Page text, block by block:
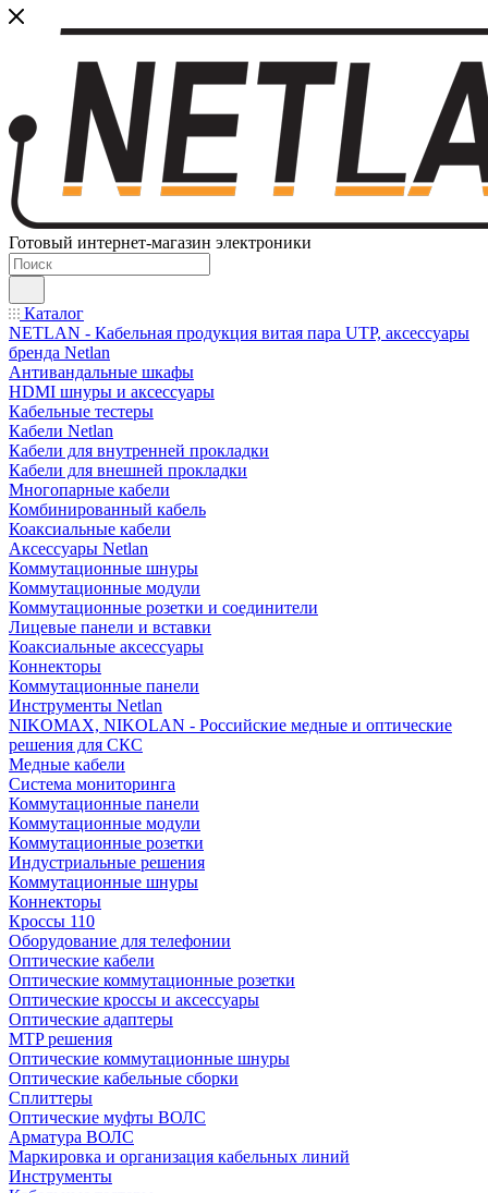
Готовый интернет-магазин электроники
Каталог
NETLAN - Кабельная продукция витая пара UTP, аксессуары
бренда Netlan
Антивандальные шкафы
HDMI шнуры и аксессуары
Кабельные тестеры
Кабели Netlan
Кабели для внутренней прокладки
Кабели для внешней прокладки
Многопарные кабели
Комбинированный кабель
Коаксиальные кабели
Аксессуары Netlan
Коммутационные шнуры
Коммутационные модули
Коммутационные розетки и соединители
Лицевые панели и вставки
Коаксиальные аксессуары
Коннекторы
Коммутационные панели
Инструменты Netlan
NIKOMAX, NIKOLAN - Российские медные и оптические
решения для СКС
Медные кабели
Система мониторинга
Коммутационные панели
Коммутационные модули
Коммутационные розетки
Индустриальные решения
Коммутационные шнуры
Коннекторы
Кроссы 110
Оборудование для телефонии
Оптические кабели
Оптические коммутационные розетки
Оптические кроссы и аксессуары
Оптические адаптеры
MTP решения
Оптические коммутационные шнуры
Оптические кабельные сборки
Сплиттеры
Оптические муфты ВОЛС
Арматура ВОЛС
Маркировка и организация кабельных линий
Инструменты